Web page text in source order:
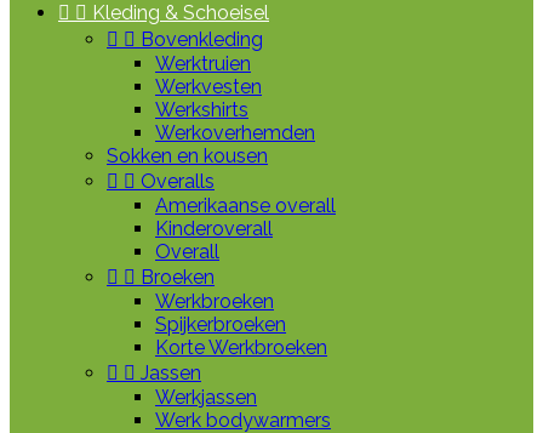
  Kleding & Schoeisel
  Bovenkleding
Werktruien
Werkvesten
Werkshirts
Werkoverhemden
Sokken en kousen
  Overalls
Amerikaanse overall
Kinderoverall
Overall
  Broeken
Werkbroeken
Spijkerbroeken
Korte Werkbroeken
  Jassen
Werkjassen
Werk bodywarmers